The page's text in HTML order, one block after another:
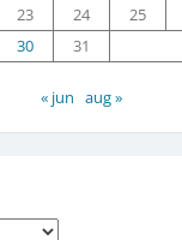
23 24 25
30 31
« jun aug »